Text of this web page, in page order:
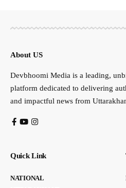
About US
Devbhoomi Media is a leading,
platform dedicated to delivering
and impactful news from
Quick Link
NATIONAL